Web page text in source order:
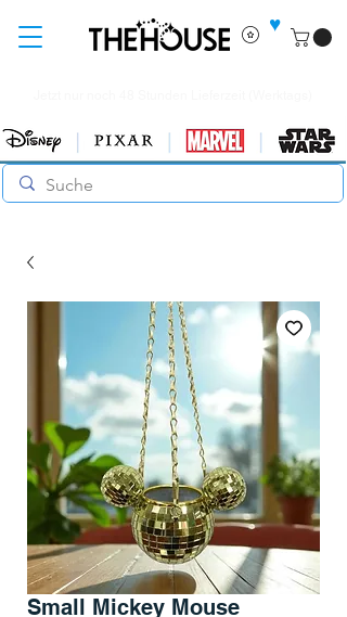
♥
Small Mickey Mouse